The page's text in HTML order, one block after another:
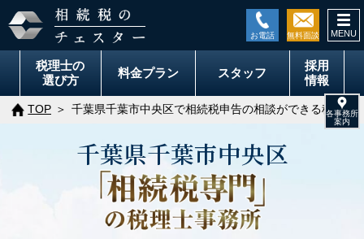
税理士の
選び方
料金プラン スタッフ
採用
情報
TOP 千葉県千葉市中央区で相続税申告の相談ができる税理士
千葉県千葉市中央区